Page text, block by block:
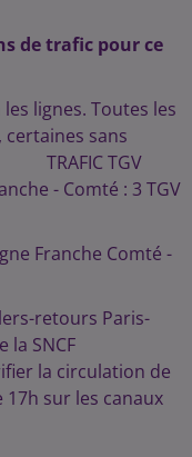
de trafic pour ce
les lignes. Toutes les
sans
TRAFIC TGV
- Comté : 3 TGV
Franche Comté -
retours Paris-
la SNCF
la circulation de
sur les canaux